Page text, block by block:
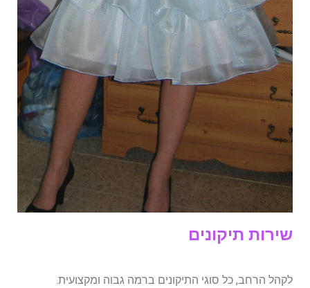
שירות תיקונים
לקהל הרחב, כל סוגי התיקונים ברמה גבוה ומקצועית.